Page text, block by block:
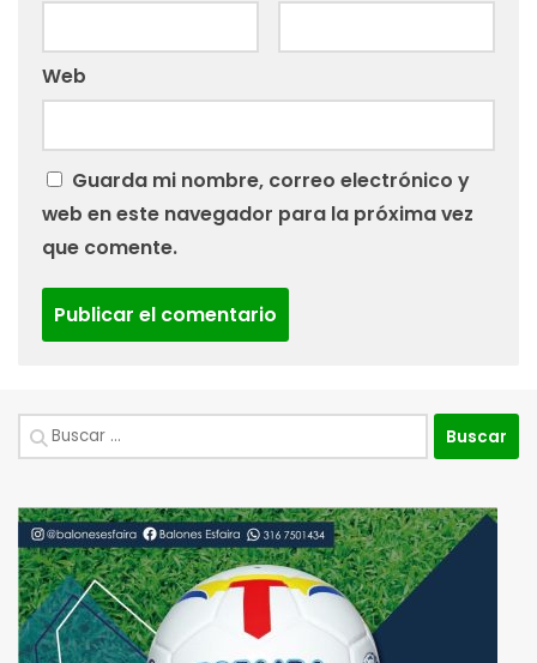
Web
Guarda mi nombre, correo electrónico y
web en este navegador para la próxima vez
que comente.
Buscar: